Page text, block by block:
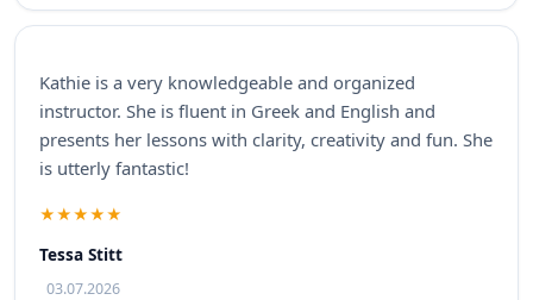
Kathie is a very knowledgeable and organized
instructor. She is fluent in Greek and English and
presents her lessons with clarity, creativity and fun. She
is utterly fantastic!
Tessa Stitt
03.07.2026